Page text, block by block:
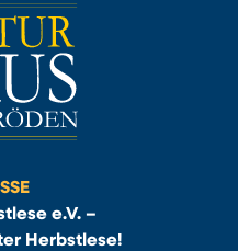
e.V. –
Herbstlese!